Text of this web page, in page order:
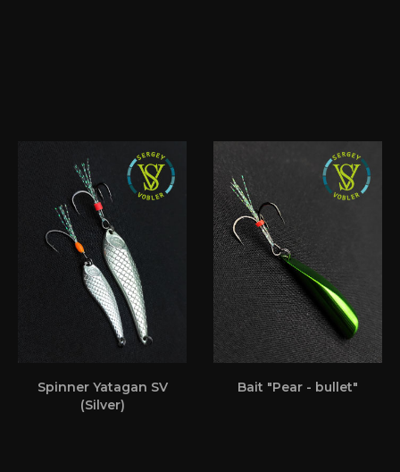
Spinner Yatagan SV
(Silver)
Bait "Pear - bullet"